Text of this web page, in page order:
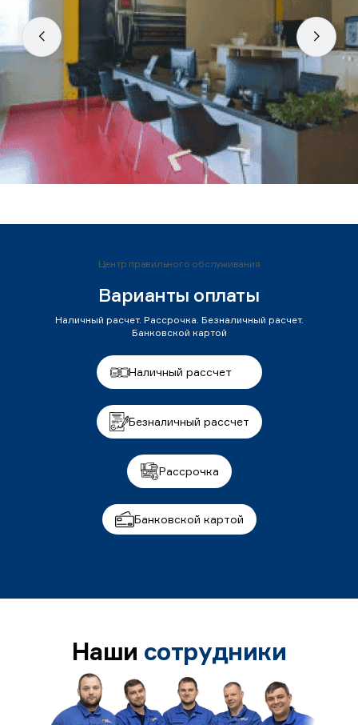
Центр правильного обслуживания
Варианты оплаты
Наличный расчет. Рассрочка. Безналичный расчет.
Банковской картой
Наличный рассчет
Безналичный рассчет
Рассрочка
Банковской картой
Наши сотрудники